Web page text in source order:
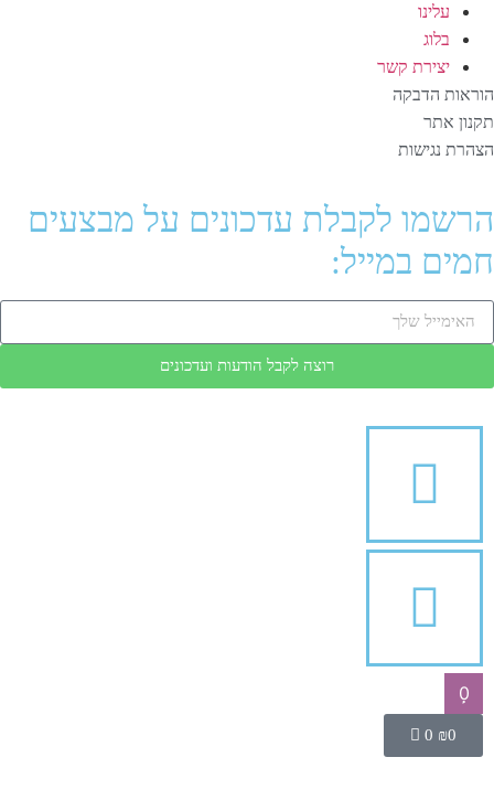
עלינו
בלוג
יצירת קשר
הוראות הדבקה
תקנון אתר
הצהרת נגישות
הרשמו לקבלת עדכונים על מבצעים
חמים במייל:
רוצה לקבל הודעות ועדכונים
0
₪0
0